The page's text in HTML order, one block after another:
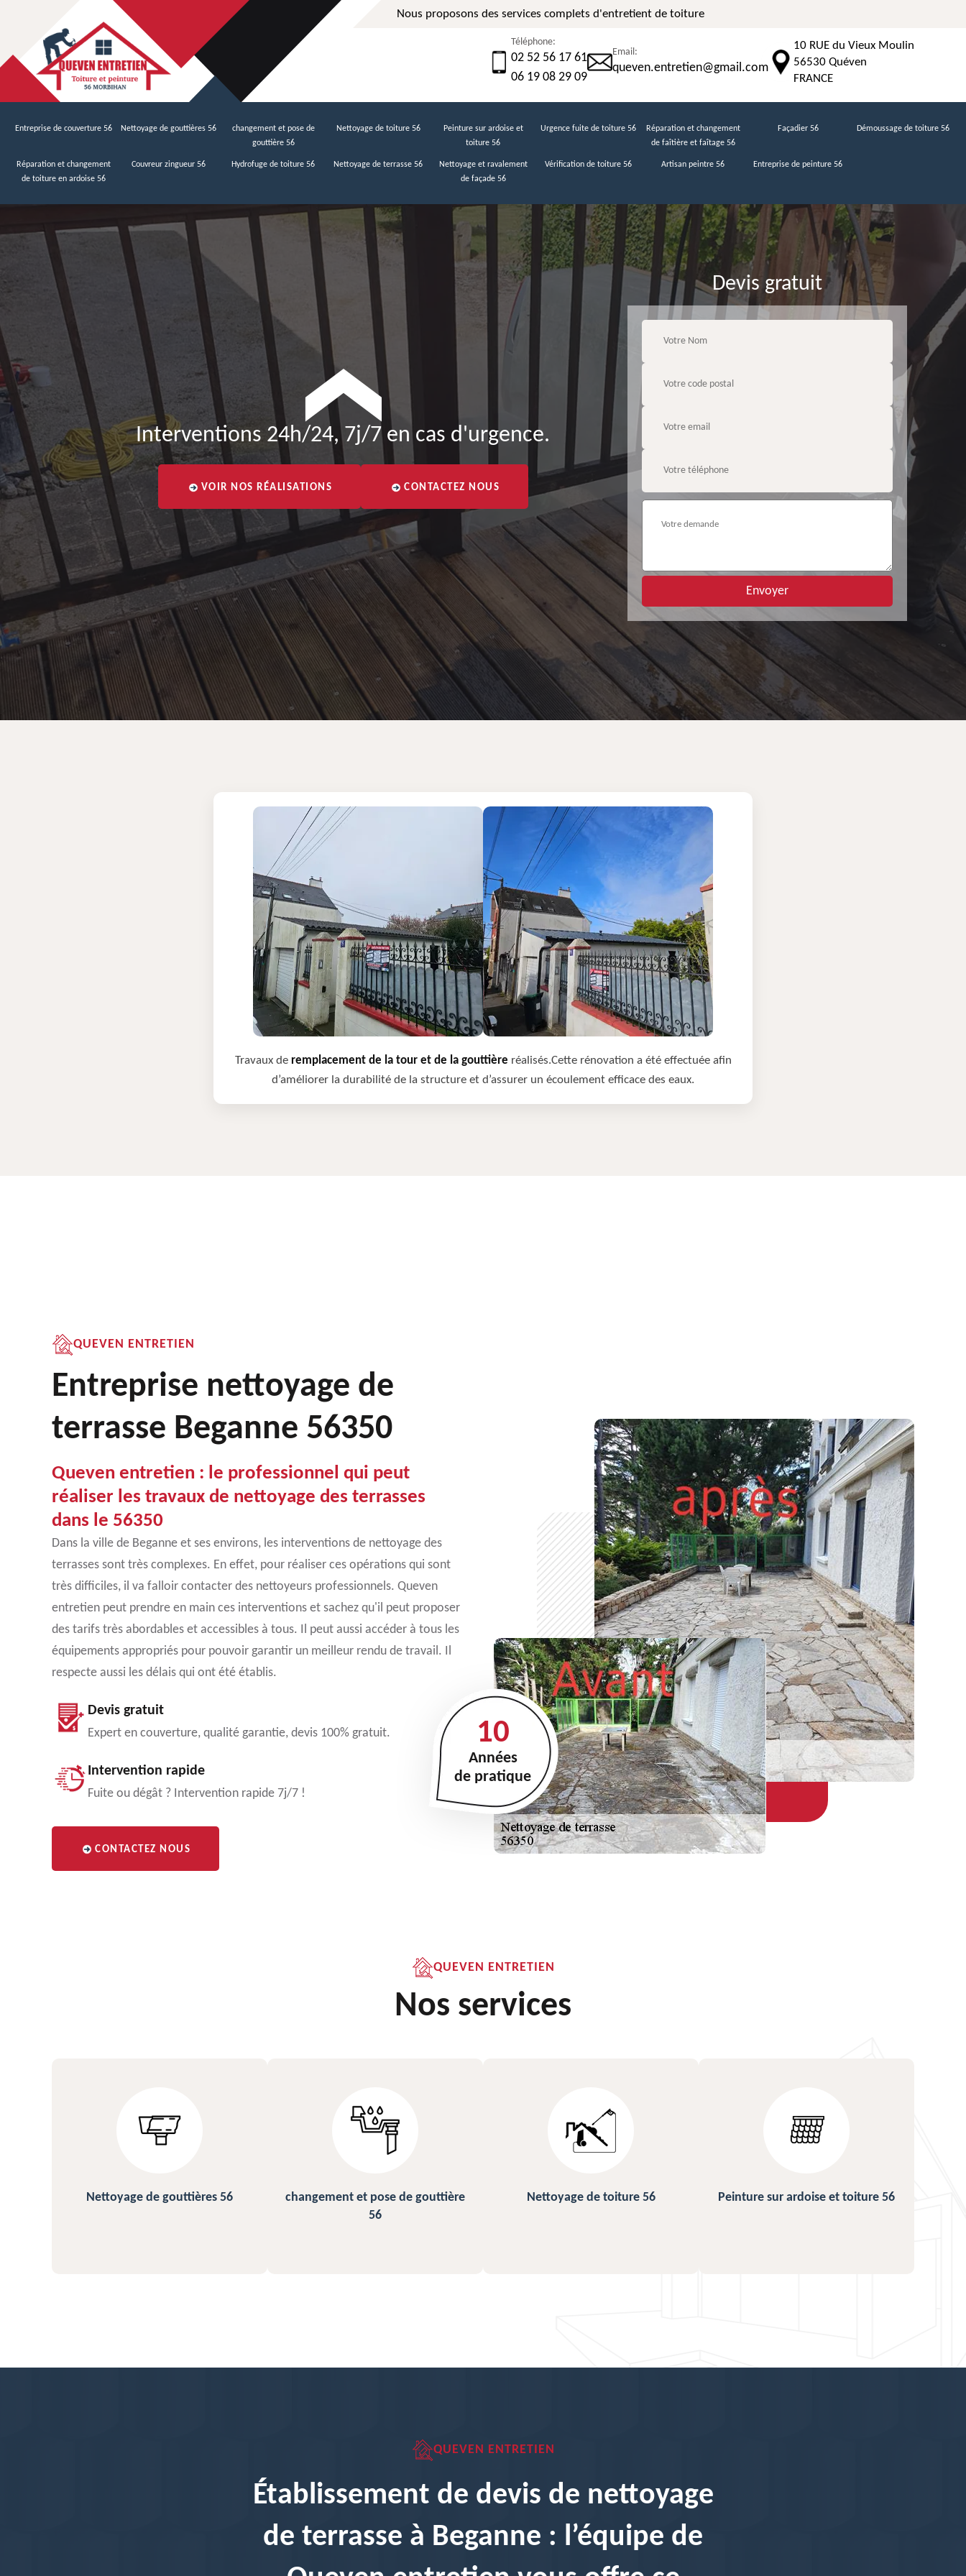
Nous proposons des services complets d'entretient de toiture
Téléphone:
02 52 56 17 61
06 19 08 29 09
Email:
queven.entretien@gmail.com
10 RUE du Vieux Moulin
56530 Quéven
FRANCE
Entreprise de couverture 56 Nettoyage de gouttières 56
changement et pose de
gouttière 56
Nettoyage de toiture 56
Peinture sur ardoise et
toiture 56
Urgence fuite de toiture 56
Réparation et changement
de faîtière et faîtage 56
Façadier 56 Démoussage de toiture 56
Réparation et changement
de toiture en ardoise 56
Couvreur zingueur 56 Hydrofuge de toiture 56 Nettoyage de terrasse 56
Nettoyage et ravalement
de façade 56
Vérification de toiture 56 Artisan peintre 56 Entreprise de peinture 56
Interventions 24h/24, 7j/7 en cas d'urgence.
VOIR NOS RÉALISATIONS CONTACTEZ NOUS
Devis gratuit
Travaux de remplacement de la tour et de la gouttière réalisés.Cette rénovation a été effectuée afin
d’améliorer la durabilité de la structure et d’assurer un écoulement efficace des eaux.
QUEVEN ENTRETIEN
Entreprise nettoyage de
terrasse Beganne 56350
Queven entretien : le professionnel qui peut
réaliser les travaux de nettoyage des terrasses
dans le 56350
Dans la ville de Beganne et ses environs, les interventions de nettoyage des
terrasses sont très complexes. En effet, pour réaliser ces opérations qui sont
très difficiles, il va falloir contacter des nettoyeurs professionnels. Queven
entretien peut prendre en main ces interventions et sachez qu'il peut proposer
des tarifs très abordables et accessibles à tous. Il peut aussi accéder à tous les
équipements appropriés pour pouvoir garantir un meilleur rendu de travail. Il
respecte aussi les délais qui ont été établis.
Devis gratuit
Expert en couverture, qualité garantie, devis 100% gratuit.
Intervention rapide
Fuite ou dégât ? Intervention rapide 7j/7 !
CONTACTEZ NOUS
10
Années
de pratique
QUEVEN ENTRETIEN
Nos services
changement et pose de gouttière
Nettoyage de toiture 56 Peinture sur ardoise et toiture 56 Urgence fuite de toiture 56
QUEVEN ENTRETIEN
Établissement de devis de nettoyage
de terrasse à Beganne : l’équipe de